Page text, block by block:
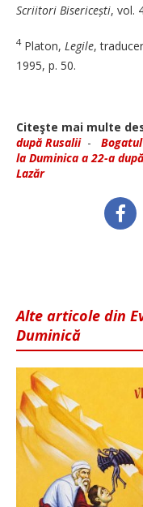
Scriitori Bisericești, vol.
4 Platon, Legile,
1995, p. 50.
Citeşte mai multe
după Rusalii-
la Duminica a 22-a
Lazăr
Alte articole din
Duminică